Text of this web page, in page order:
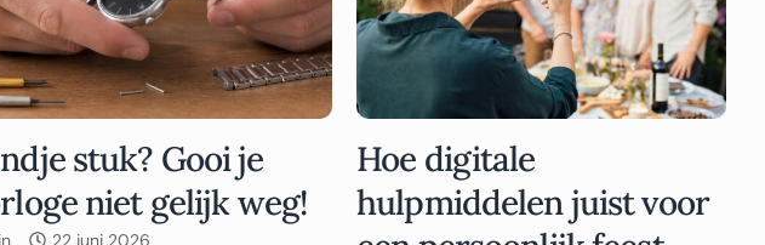
stuk? Gooi je
niet gelijk weg!
22 juni 2026
Hoe digitale
hulpmiddelen juist voor